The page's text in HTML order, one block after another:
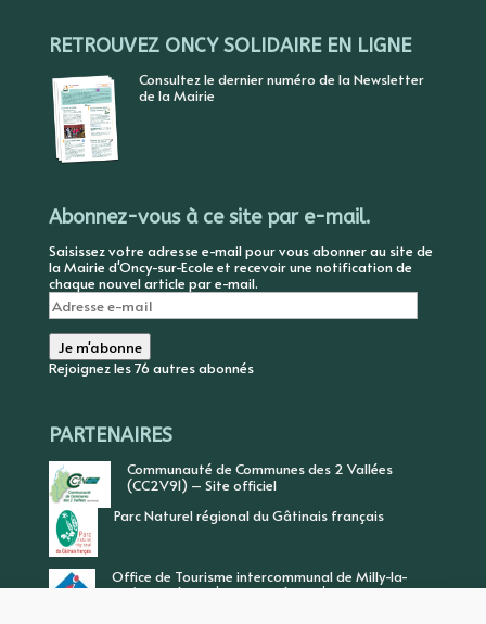
RETROUVEZ ONCY SOLIDAIRE EN LIGNE
Consultez le dernier numéro de la Newsletter
de la Mairie
Abonnez-vous à ce site par e-mail.
Saisissez votre adresse e-mail pour vous abonner au site de
la Mairie d'Oncy-sur-Ecole et recevoir une notification de
chaque nouvel article par e-mail.
Adresse
e-
mail
Je m'abonne
Rejoignez les 76 autres abonnés
PARTENAIRES
Communauté de Communes des 2 Vallées
(CC2V91) – Site officiel
Parc Naturel régional du Gâtinais français
Office de Tourisme intercommunal de Milly-la-
Forêt, Vallée de l’Ecole, Vallée de l’Essonne